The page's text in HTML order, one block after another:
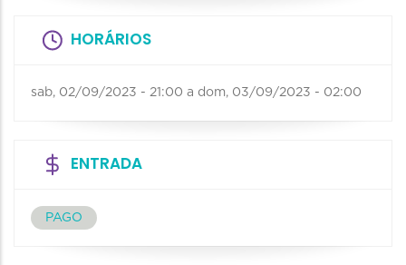
HORÁRIOS
sab, 02/09/2023 - 21:00 a dom, 03/09/2023 - 02:00
ENTRADA
PAGO